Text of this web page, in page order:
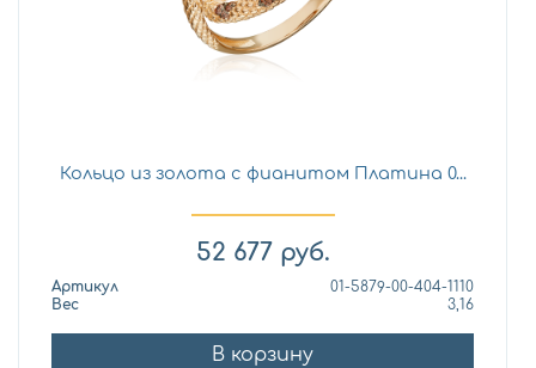
Кольцо из золота с фианитом Платина 0...
52 677 руб.
Артикул
01-5879-00-404-1110
Вес
3,16
В корзину